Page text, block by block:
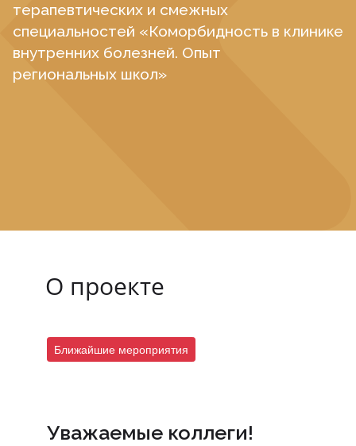
терапевтических и смежных
специальностей «Коморбидность в клинике
внутренних болезней. Опыт
региональных школ»
О проекте
Ближайшие мероприятия
Уважаемые коллеги!